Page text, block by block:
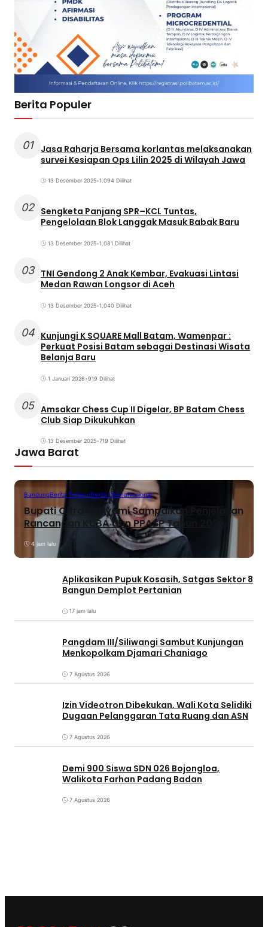
Berita Populer
01
Jasa Raharja Bersama korlantas melaksanakan
survei Kesiapan Ops Lilin 2025 di Wilayah Jawa
13 Desember 2025•1.094 Dilihat
02 Sengketa Panjang SPR–KCL Tuntas,
Pengelolaan Blok Langgak Masuk Babak Baru
13 Desember 2025•1.081 Dilihat
03 TNI Gendong 2 Anak Kembar, Evakuasi Lintasi
Medan Rawan Longsor di Aceh
13 Desember 2025•1.040 Dilihat
04 Kunjungi K SQUARE Mall Batam, Wamenpar :
Perkuat Posisi Batam sebagai Destinasi Wisata
Belanja Baru
1 Januari 2026•919 Dilihat
05 Amsakar Chess Cup II Digelar, BP Batam Chess
Club Siap Dikukuhkan
13 Desember 2025•719 Dilihat
Jawa Barat
BandungBerita TerbaruBerita UtamaNasional
Bupati Citra Pitriyami Sampaikan Penjelasan
Rancangan KUBA dan PPASP Tahun 2026
4 jam lalu
Aplikasikan Pupuk Kosasih, Satgas Sektor 8
Bangun Demplot Pertanian
17 jam lalu
Pangdam III/Siliwangi Sambut Kunjungan
Menkopolkam Djamari Chaniago
7 Agustus 2026
Izin Videotron Dibekukan, Wali Kota Selidiki
Dugaan Pelanggaran Tata Ruang dan ASN
7 Agustus 2026
Demi 900 Siswa SDN 026 Bojongloa,
Walikota Farhan Padang Badan
7 Agustus 2026